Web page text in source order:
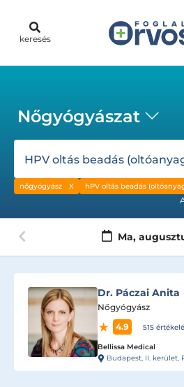
keresés
Nőgyógyászat
nőgyógyász hPV oltás beadás
Ma,
Dr. Páczai Anita
Nőgyógyász
4.9
515
Bellissa Medical
Budapest, II. kerület, Retek